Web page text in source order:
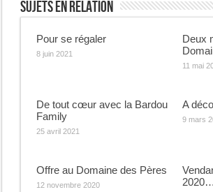
Sujets En Relation
Pour se régaler
8 juin 2021
Deux
11 mai
De tout cœur avec la Bardou
Family
25 avril 2021
A
9 mars
Offre au Domaine des Pères
12 novembre 2020